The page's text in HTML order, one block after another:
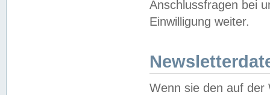
Anschlussfragen bei
Einwilligung weiter.
Wenn sie den auf der